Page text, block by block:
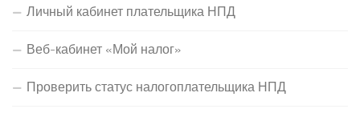
Личный кабинет плательщика НПД
Веб-кабинет «Мой налог»
Проверить статус налогоплательщика НПД